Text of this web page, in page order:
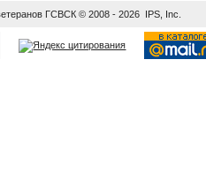
ГСВСК © 2008 - 2026 IPS, Inc.